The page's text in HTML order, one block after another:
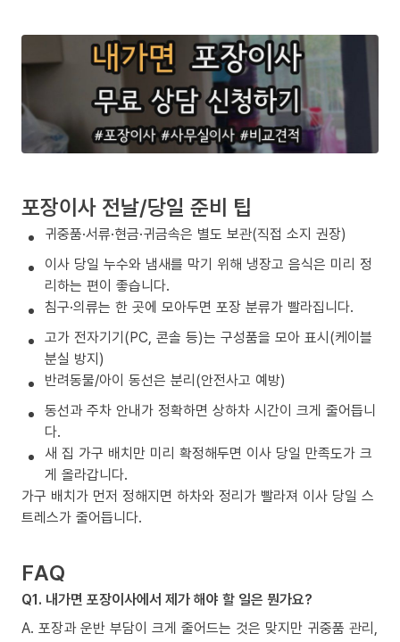
포장이사 전날/당일 준비 팁
귀중품·서류·현금·귀금속은 별도 보관(직접 소지 권장)
이사 당일 누수와 냄새를 막기 위해 냉장고 음식은 미리 정
리하는 편이 좋습니다.
침구·의류는 한 곳에 모아두면 포장 분류가 빨라집니다.
고가 전자기기(PC, 콘솔 등)는 구성품을 모아 표시(케이블
분실 방지)
반려동물/아이 동선은 분리(안전사고 예방)
동선과 주차 안내가 정확하면 상하차 시간이 크게 줄어듭니
다.
새 집 가구 배치만 미리 확정해두면 이사 당일 만족도가 크
게 올라갑니다.
가구 배치가 먼저 정해지면 하차와 정리가 빨라져 이사 당일 스
트레스가 줄어듭니다.
FAQ
Q1. 내가면 포장이사에서 제가 해야 할 일은 뭔가요?
A. 포장과 운반 부담이 크게 줄어드는 것은 맞지만 귀중품 관리,